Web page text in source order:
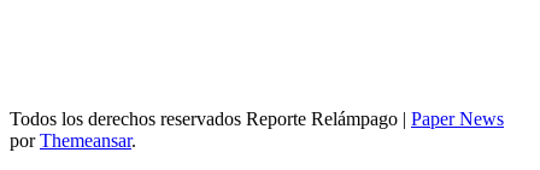
Todos los derechos reservados Reporte Relámpago | Paper News
porThemeansar.